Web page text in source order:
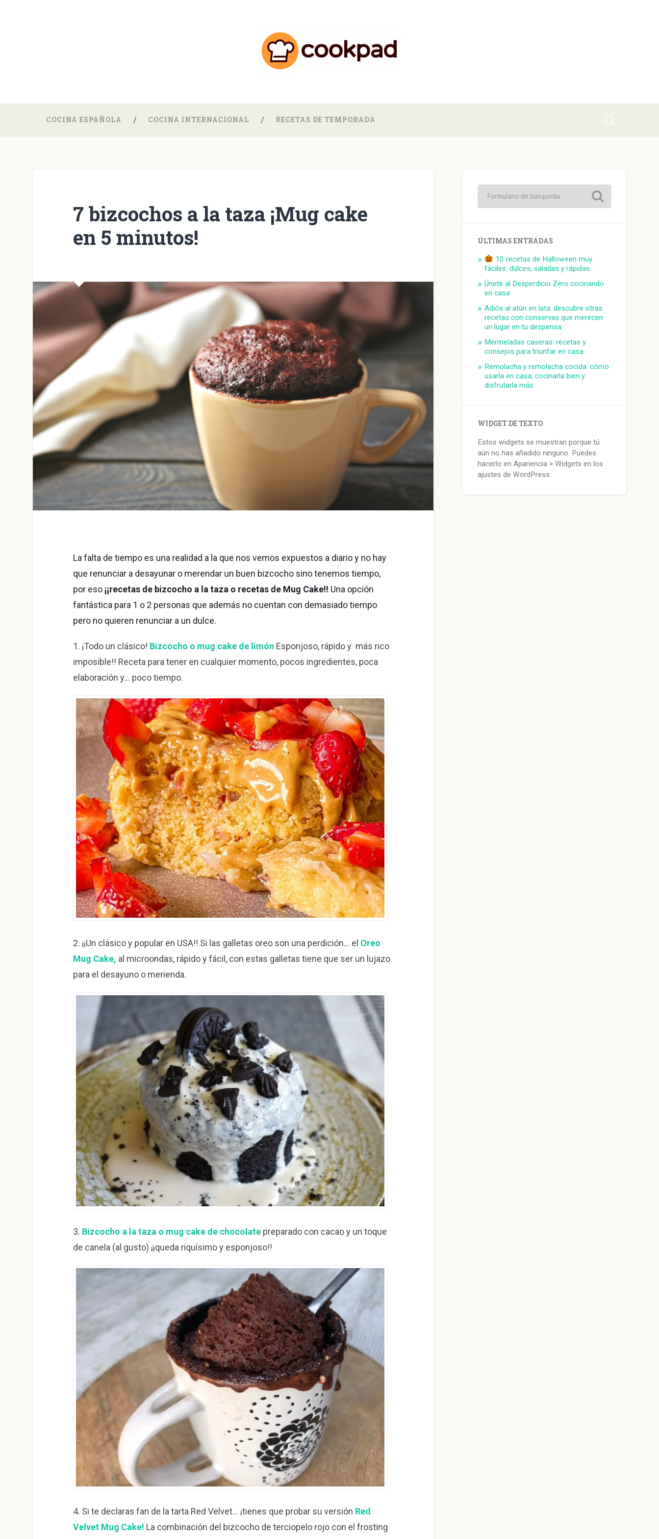
COCINA ESPAÑOLA COCINA INTERNACIONAL RECETAS DE TEMPORADA
7 bizcochos a la taza ¡Mug cake
en 5 minutos!
La falta de tiempo es una realidad a la que nos vemos expuestos a diario y no hay
que renunciar a desayunar o merendar un buen bizcocho sino tenemos tiempo,
por eso ¡¡recetas de bizcocho a la taza o recetas de Mug Cake!! Una opción
fantástica para 1 o 2 personas que además no cuentan con demasiado tiempo
pero no quieren renunciar a un dulce.
1. ¡Todo un clásico! Bizcocho o mug cake de limón Esponjoso, rápido y más rico
imposible!! Receta para tener en cualquier momento, pocos ingredientes, poca
elaboración y… poco tiempo.
2. ¡¡Un clásico y popular en USA!! Si las galletas oreo son una perdición… el Oreo
Mug Cake, al microondas, rápido y fácil, con estas galletas tiene que ser un lujazo
para el desayuno o merienda.
3. Bizcocho a la taza o mug cake de chocolatepreparado con cacao y un toque
de canela (al gusto) ¡¡queda riquísimo y esponjoso!!
4. Si te declaras fan de la tarta Red Velvet… ¡tienes que probar su versión Red
Velvet Mug Cake! La combinación del bizcocho de terciopelo rojo con el frosting
ÚLTIMAS ENTRADAS
10 recetas de Halloween muy
fáciles: dulces, saladas y rápidas
Únete al Desperdicio Zero cocinando
en casa
Adiós al atún en lata: descubre otras
recetas con conservas que merecen
un lugar en tu despensa
Mermeladas caseras: recetas y
consejos para triunfar en casa
Remolacha y remolacha cocida: cómo
usarla en casa, cocinarla bien y
disfrutarla más
WIDGET DE TEXTO
Estos widgets se muestran porque tú
aún no has añadido ninguno. Puedes
hacerlo en Apariencia > Widgets en los
ajustes de WordPress.